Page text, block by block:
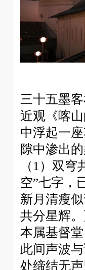
三十五墨
近观《喀
中浮起一
隙中渗出
（1）双
空”七字，
新月清瘦
共分星辉
本属基督
此间声波
处缔结无